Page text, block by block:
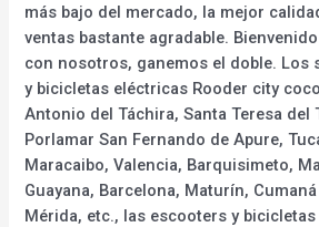
más bajo del mercado, la mejor
ventas bastante agradable.
con nosotros, ganemos el doble. Los
y bicicletas eléctricas Rooder city
Antonio del Táchira, Santa Teresa del
Porlamar San Fernando de Apure,
Maracaibo, Valencia, Barquisimeto,
Guayana, Barcelona, Maturín,
Mérida, etc., las escooters y